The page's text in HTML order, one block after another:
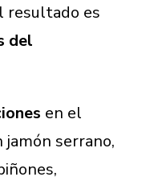
resultado es
del
en el
serrano,